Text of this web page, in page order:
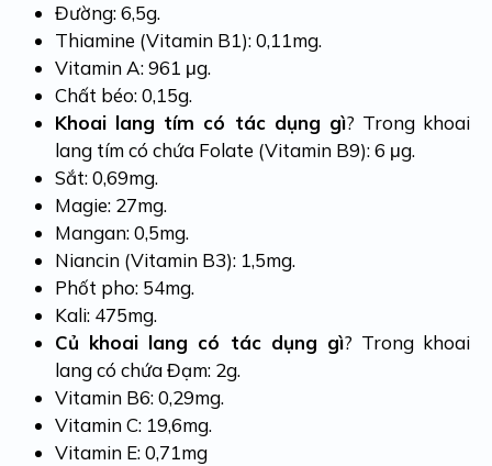
Đường: 6,5g.
Thiamine (Vitamin B1): 0,11mg.
Vitamin A: 961 μg.
Chất béo: 0,15g.
Khoai lang tím có tác dụng gì? Trong khoai
lang tím có chứa Folate (Vitamin B9): 6 μg.
Sắt: 0,69mg.
Magie: 27mg.
Mangan: 0,5mg.
Niancin (Vitamin B3): 1,5mg.
Phốt pho: 54mg.
Kali: 475mg.
Củ khoai lang có tác dụng gì? Trong khoai
lang có chứa Đạm: 2g.
Vitamin B6: 0,29mg.
Vitamin C: 19,6mg.
Vitamin E: 0,71mg